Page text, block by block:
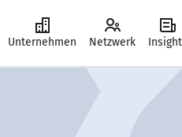
Unternehmen Netzwerk